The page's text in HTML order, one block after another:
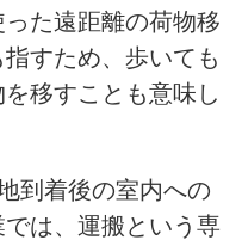
た遠距離の荷物移
すため、歩いても
移すことも意味し
到着後の室内への
は、運搬という専